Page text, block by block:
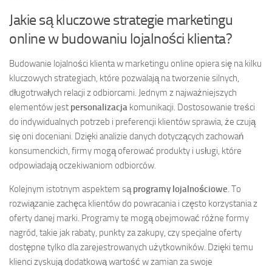
Jakie są kluczowe strategie marketingu
online w budowaniu lojalności klienta?
Budowanie lojalności klienta w marketingu online opiera się na kilku
kluczowych strategiach, które pozwalają na tworzenie silnych,
długotrwałych relacji z odbiorcami. Jednym z najważniejszych
elementów jest personalizacja komunikacji. Dostosowanie treści
do indywidualnych potrzeb i preferencji klientów sprawia, że czują
się oni doceniani. Dzięki analizie danych dotyczących zachowań
konsumenckich, firmy mogą oferować produkty i usługi, które
odpowiadają oczekiwaniom odbiorców.
Kolejnym istotnym aspektem sąprogramy lojalnościowe. To
rozwiązanie zachęca klientów do powracania i często korzystania z
oferty danej marki. Programy te mogą obejmować różne formy
nagród, takie jak rabaty, punkty za zakupy, czy specjalne oferty
dostępne tylko dla zarejestrowanych użytkowników. Dzięki temu
klienci zyskują dodatkową wartość w zamian za swoje